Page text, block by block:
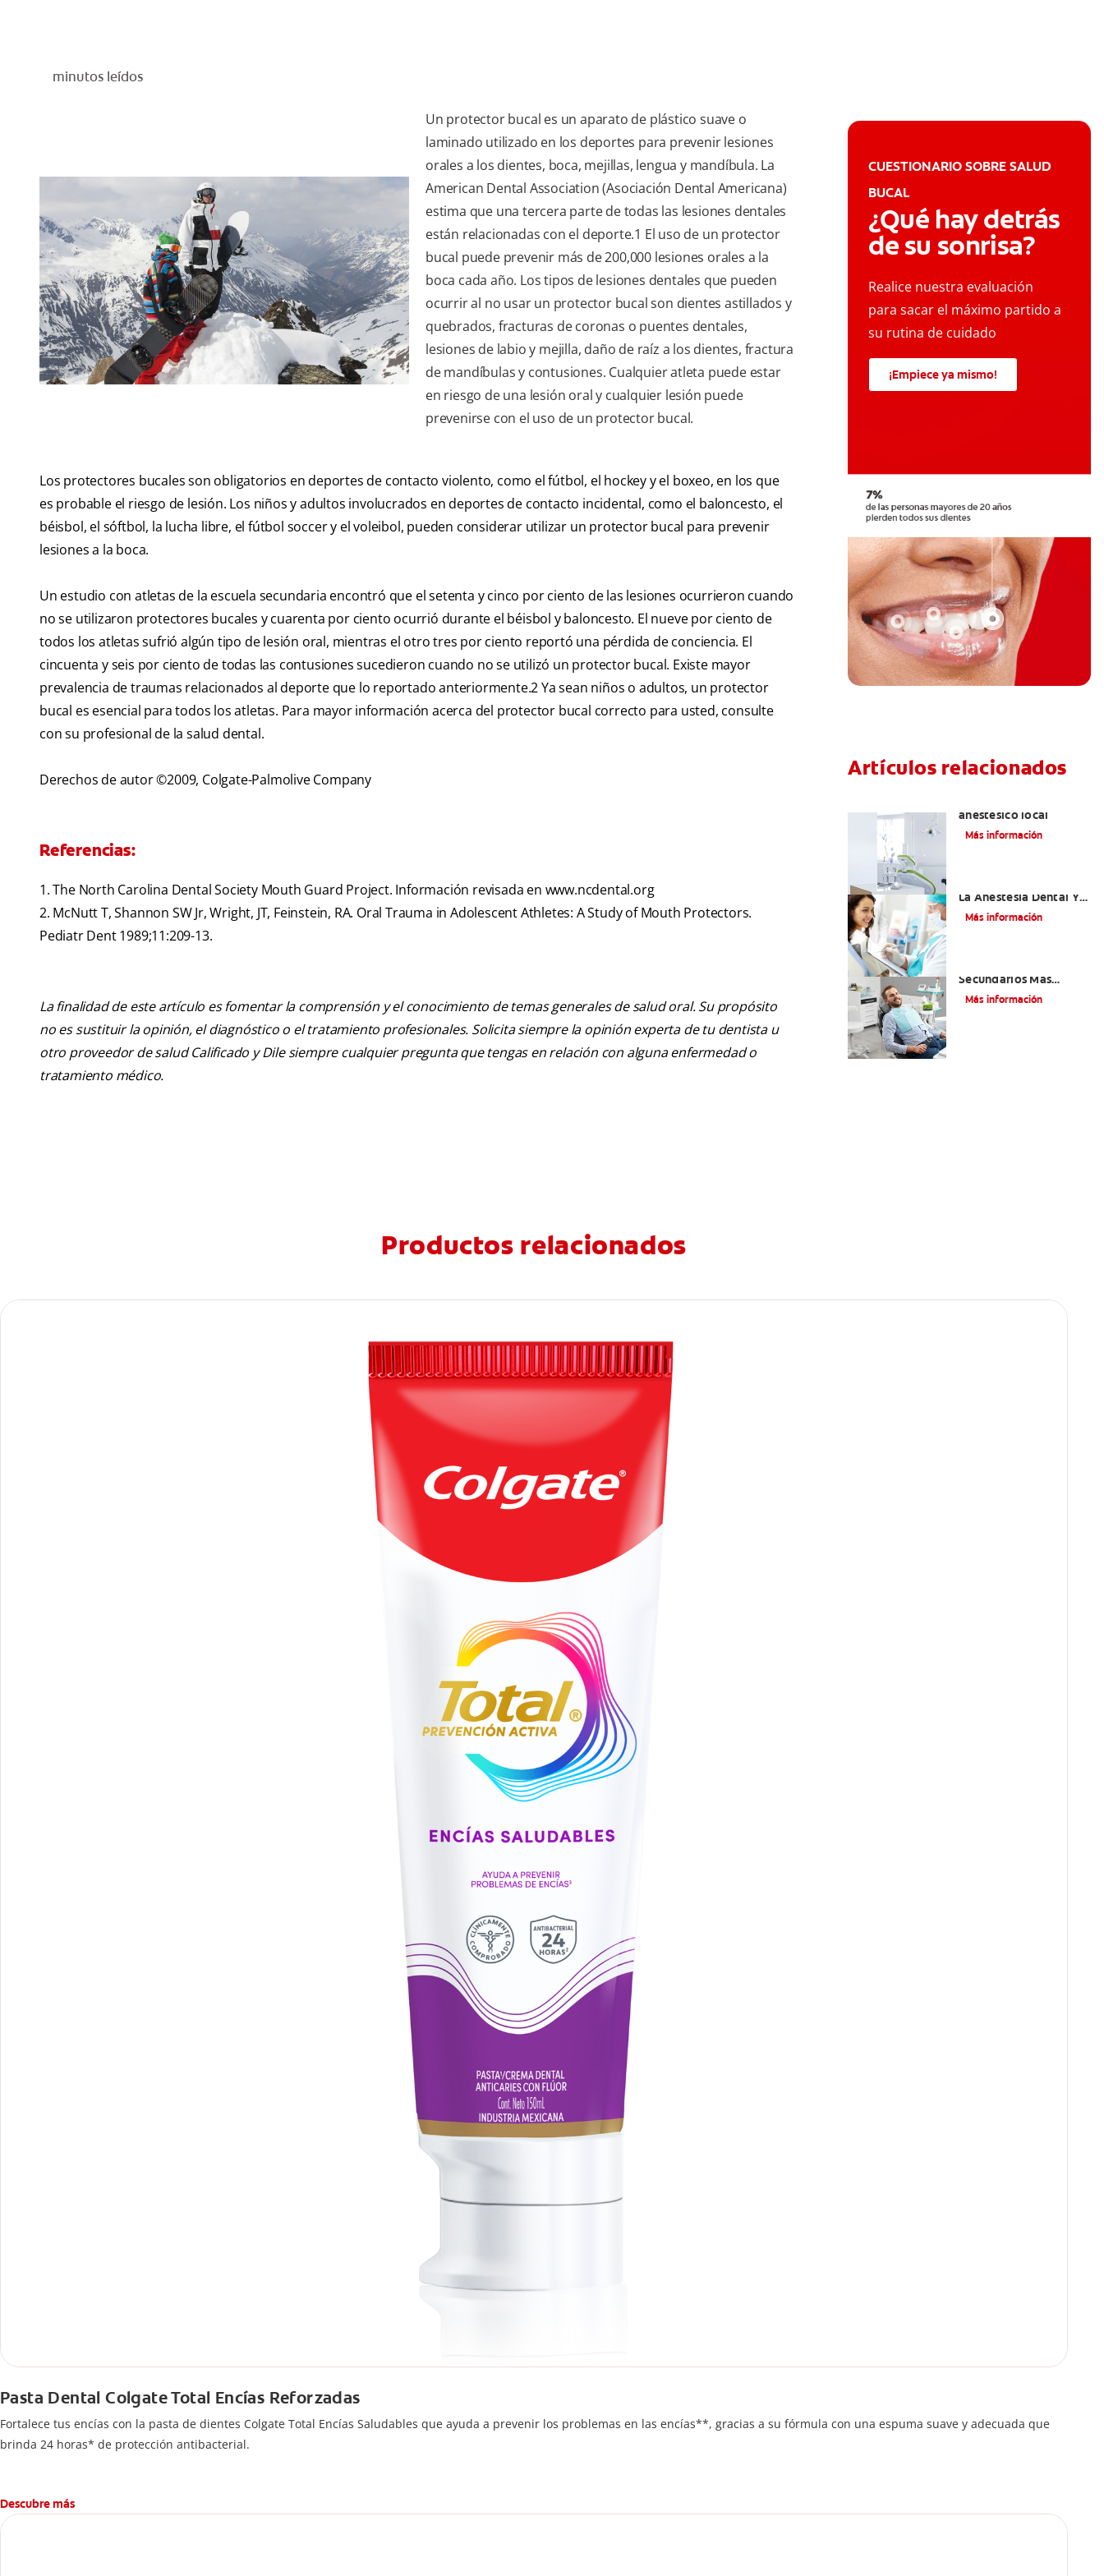
minutos leídos
Un protector bucal es un aparato de plástico suave o
laminado utilizado en los deportes para prevenir lesiones
orales a los dientes, boca, mejillas, lengua y mandíbula. La
American Dental Association (Asociación Dental Americana)
estima que una tercera parte de todas las lesiones dentales
están relacionadas con el deporte.1 El uso de un protector
bucal puede prevenir más de 200,000 lesiones orales a la
boca cada año. Los tipos de lesiones dentales que pueden
ocurrir al no usar un protector bucal son dientes astillados y
quebrados, fracturas de coronas o puentes dentales,
lesiones de labio y mejilla, daño de raíz a los dientes, fractura
de mandíbulas y contusiones. Cualquier atleta puede estar
en riesgo de una lesión oral y cualquier lesión puede
prevenirse con el uso de un protector bucal.
Los protectores bucales son obligatorios en deportes de contacto violento, como el fútbol, el hockey y el boxeo, en los que
es probable el riesgo de lesión. Los niños y adultos involucrados en deportes de contacto incidental, como el baloncesto, el
béisbol, el sóftbol, la lucha libre, el fútbol soccer y el voleibol, pueden considerar utilizar un protector bucal para prevenir
lesiones a la boca.
Un estudio con atletas de la escuela secundaria encontró que el setenta y cinco por ciento de las lesiones ocurrieron cuando
no se utilizaron protectores bucales y cuarenta por ciento ocurrió durante el béisbol y baloncesto. El nueve por ciento de
todos los atletas sufrió algún tipo de lesión oral, mientras el otro tres por ciento reportó una pérdida de conciencia. El
cincuenta y seis por ciento de todas las contusiones sucedieron cuando no se utilizó un protector bucal. Existe mayor
prevalencia de traumas relacionados al deporte que lo reportado anteriormente.2Ya sean niños o adultos, un protector
bucal es esencial para todos los atletas. Para mayor información acerca del protector bucal correcto para usted, consulte
con su profesional de la salud dental.
Derechos de autor ©2009, Colgate-Palmolive Company
Referencias:
1. The North Carolina Dental Society Mouth Guard Project. Información revisada en www.ncdental.org
2. McNutt T, Shannon SW Jr, Wright, JT, Feinstein, RA. Oral Trauma in Adolescent Athletes: A Study of Mouth Protectors.
Pediatr Dent 1989;11:209-13.
La finalidad de este artículo es fomentar la comprensión y el conocimiento de temas generales de salud oral. Su propósito
no es sustituir la opinión, el diagnóstico o el tratamiento profesionales. Solicita siempre la opinión experta de tu dentista u
otro proveedor de salud Calificado y Dile siempre cualquier pregunta que tengas en relación con alguna enfermedad o
tratamiento médico.
CUESTIONARIO SOBRE SALUD
BUCAL
¿Qué hay detrás
de su sonrisa?
Realice nuestra evaluación
para sacar el máximo partido a
su rutina de cuidado
¡Empiece ya mismo!
Artículos relacionados
anestésico local
Más información
La Anestesia Dental Y
Causas De Tratamiento
Más información
Secundarios Más
Comunes De La
Más información
Productos relacionados
Pasta Dental Colgate Total Encías Reforzadas
Fortalece tus encías con la pasta de dientes Colgate Total Encías Saludables que ayuda a prevenir los problemas en las encías**, gracias a su fórmula con una espuma suave y adecuada que
brinda 24 horas* de protección antibacterial.
Descubre más